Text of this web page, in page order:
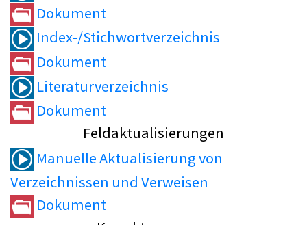
Dokument
Index-/Stichwortverzeichnis
Dokument
Literaturverzeichnis
Dokument
Feldaktualisierungen
Manuelle Aktualisierung von
Verzeichnissen und Verweisen
Dokument